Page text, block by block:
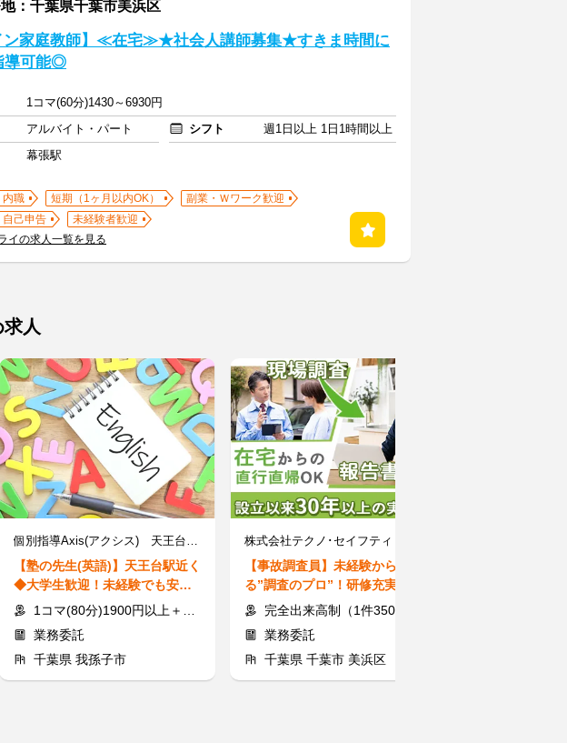
：千葉県千葉市美浜区
ン家庭教師】≪在宅≫★社会人講師募集★すきま時間に
導可能◎
1コマ(60分)1430～6930円
アルバイト・パート シフト
週1日以上 1日1時間以上
幕張駅
内職 短期（1ヶ月以内OK）
副業・Ｗワーク歓迎
自己申告
未経験者歓迎
イの求人一覧を見る
人
個別指導Axis(アクシス) 天王台校 ［ワオ・コーポレーショングループ］
【塾の先生(英語)】天王台駅近く
◆大学生歓迎！未経験でも安心
＝保護者面談なし
1コマ(80分)1900円以上＋交通費
業務委託
千葉県 我孫子市
株式会社テクノ･セイフティ
【事故調査員】未経験から始め
る”調査のプロ”！研修充実で安
心スタート！
完全出来高制（1件3500円～）
業務委託
千葉県 千葉市 美浜区